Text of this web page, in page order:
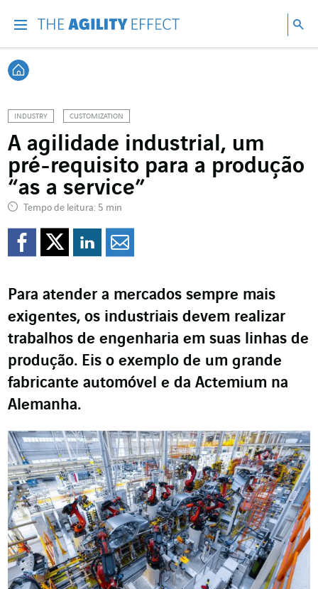
Voltar à página inicial
INDUSTRY CUSTOMIZATION
A agilidade industrial, um
pré-requisito para a produção
“as a service”
Tempo de leitura: 5 min
Compartilhar no
Compartilhar no
Compartilhar no
Para atender a mercados sempre mais
exigentes, os industriais devem realizar
trabalhos de engenharia em suas linhas de
produção. Eis o exemplo de um grande
fabricante automóvel e da Actemium na
Alemanha.